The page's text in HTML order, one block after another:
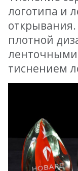
логотипа и
открывания.
плотной
ленточными
тиснением